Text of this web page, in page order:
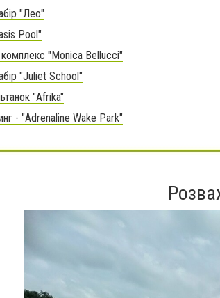
"Лео"
Pool"
комплекс "Monica Bellucci"
"Juliet School"
"Afrika"
- "Adrenaline Wake Park"